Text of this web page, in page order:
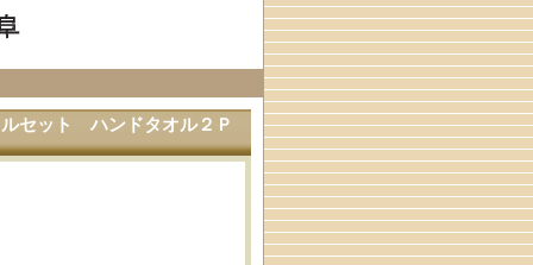
セット ハンドタオル２Ｐ